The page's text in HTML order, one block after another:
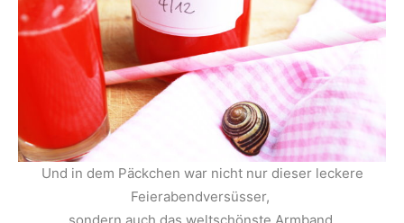
Und in dem Päckchen war nicht nur dieser leckere
Feierabendversüsser,
sondern auch das weltschönste Armband.